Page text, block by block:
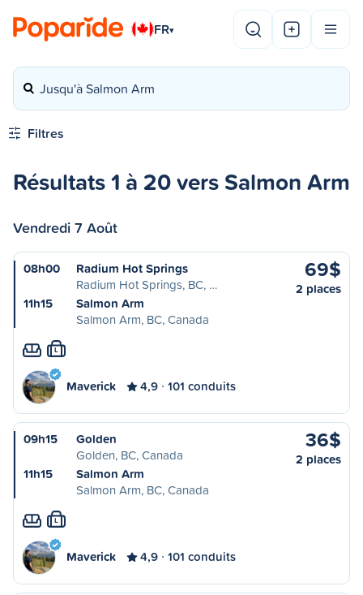
FR▾
Jusqu'à Salmon Arm
Filtres
Résultats 1 à 20 vers Salmon Arm
Vendredi 7 Août
08h00
Radium Hot Springs
Radium Hot Springs, BC, …
11h15
Salmon Arm
Salmon Arm, BC, Canada
69$
2 places
L
Maverick 4,9 101 conduits
09h15
Golden
Golden, BC, Canada
11h15
Salmon Arm
Salmon Arm, BC, Canada
36$
2 places
L
Maverick 4,9 101 conduits